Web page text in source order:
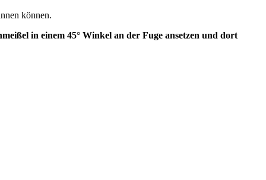
können.
in einem 45° Winkel an der Fuge ansetzen und dort